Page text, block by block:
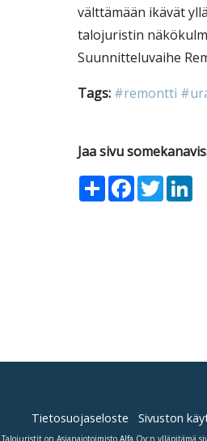
välttämään ikävät
talojuristin
Suunnitteluvaihe
Tags: #remontti
Jaa sivu
ShareFacebook
Twitter
Tietosuojaseloste Sivuston
Talojuristit on Asianajotoimisto Alfa Oy:n ylläpitämä